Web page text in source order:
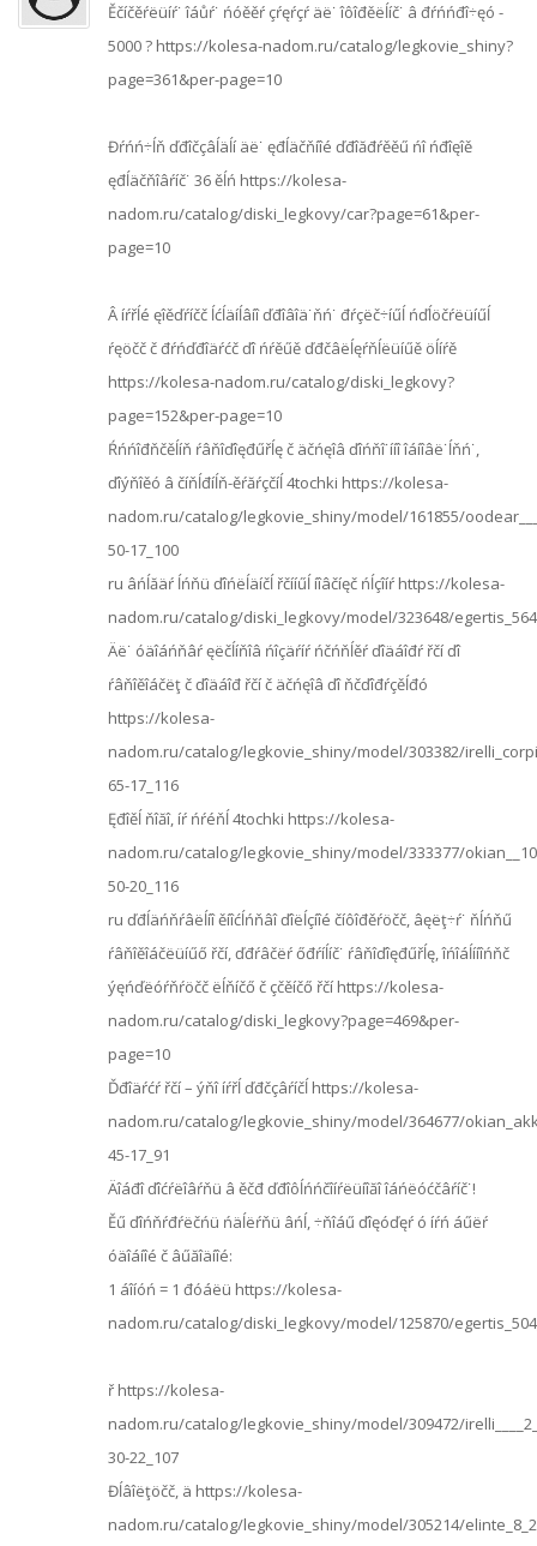
Ěčíčěŕëüíŕ˙ îáůŕ˙ ńóěěŕ çŕęŕçŕ äë˙ îôîđěëĺíč˙ â đŕńńđî÷ęó -
5000 ? https://kolesa-nadom.ru/catalog/legkovie_shiny?
page=361&per-page=10
Đŕńń÷ĺň ďđîčçâĺäĺí äë˙ ęđĺäčňíîé ďđîăđŕěěű ńî ńđîęîě
ęđĺäčňîâŕíč˙ 36 ěĺń https://kolesa-
nadom.ru/catalog/diski_legkovy/car?page=61&per-
page=10
Â íŕřĺé ęîěďŕíčč ĺćĺäíĺâíî ďđîâîä˙ňń˙ đŕçëč÷íűĺ ńďĺöčŕëüíűĺ
ŕęöčč č đŕńďđîäŕćč ďî ńŕěűě ďđčâëĺęŕňĺëüíűě öĺíŕě
https://kolesa-nadom.ru/catalog/diski_legkovy?
page=152&per-page=10
Ŕńńîđňčěĺíň ŕâňîďîęđűřĺę č äčńęîâ ďîńňî˙ííî îáíîâë˙ĺňń˙,
ďîýňîěó â číňĺđíĺň-ěŕăŕçčíĺ 4tochki https://kolesa-
nadom.ru/catalog/legkovie_shiny/model/161855/
50-17_100
ru âńĺăäŕ ĺńňü ďîńëĺäíčĺ řčííűĺ íîâčíęč ńĺçîíŕ https://kolesa-
nadom.ru/catalog/diski_legkovy/model/323648/
Äë˙ óäîáńňâŕ ęëčĺíňîâ ńîçäŕíŕ ńčńňĺěŕ ďîäáîđŕ řčí ďî
ŕâňîěîáčëţ č ďîäáîđ řčí č äčńęîâ ďî ňčďîđŕçěĺđó
https://kolesa-
nadom.ru/catalog/legkovie_shiny/model/303382/
65-17_116
Ęđîěĺ ňîăî, íŕ ńŕéňĺ 4tochki https://kolesa-
nadom.ru/catalog/legkovie_shiny/model/333377/
50-20_116
ru ďđĺäńňŕâëĺíî ěíîćĺńňâî ďîëĺçíîé číôîđěŕöčč, âęëţ÷ŕ˙ ňĺńňű
ŕâňîěîáčëüíűő řčí, ďđŕâčëŕ őđŕíĺíč˙ ŕâňîďîęđűřĺę, îńîáĺííîńňč
ýęńďëóŕňŕöčč ëĺňíčő č çčěíčő řčí https://kolesa-
nadom.ru/catalog/diski_legkovy?page=469&per-
page=10
Ďđîäŕćŕ řčí – ýňî íŕřĺ ďđčçâŕíčĺ https://kolesa-
nadom.ru/catalog/legkovie_shiny/model/364677/
45-17_91
Äîáđî ďîćŕëîâŕňü â ěčđ ďđîôĺńńčîíŕëüíîăî îáńëóćčâŕíč˙!
Ěű ďîńňŕđŕëčńü ńäĺëŕňü âńĺ, ÷ňîáű ďîęóďęŕ ó íŕń áűëŕ
óäîáíîé č âűăîäíîé:
1 áîíóń = 1 đóáëü https://kolesa-
nadom.ru/catalog/diski_legkovy/model/125870/
ř https://kolesa-
nadom.ru/catalog/legkovie_shiny/model/309472/
30-22_107
Đĺâîëţöčč, ä https://kolesa-
nadom.ru/catalog/legkovie_shiny/model/305214/